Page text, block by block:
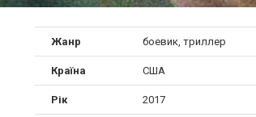
Жанр боевик, триллер
Країна США
Рік 2017